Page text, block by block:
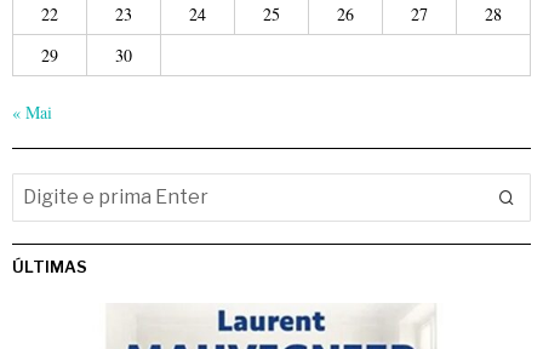
22
23 24 25 26 27
28
29
30
« Mai
ÚLTIMAS